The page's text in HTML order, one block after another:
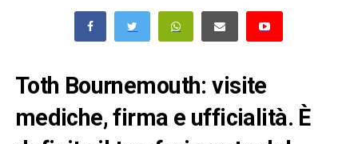
Toth Bournemouth: visite
mediche, firma e ufficialità. È